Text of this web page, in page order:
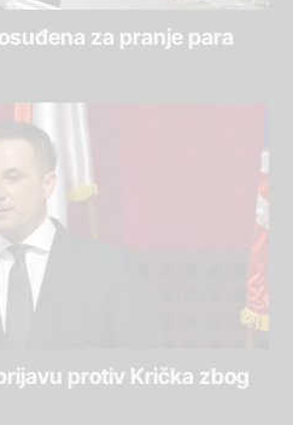
za pranje para
protiv Krička zbog